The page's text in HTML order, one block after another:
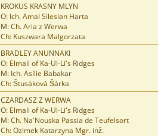
KROKUS KRASNY MLYN
O: Ich. Amal Silesian Harta
M: Ch. Aria z Werwa
Ch: Kuszwara Malgorzata
BRADLEY ANUNNAKI
O: Elmali of Ka-Ul-Li's Ridges
M: Ich. Asílie Babakar
Ch: Štusáková Šárka
CZARDASZ Z WERWA
O: Elmali of Ka-Ul-Li's Ridges
M: Ch. Na'Nouska Passia de Teufelsort
Ch: Ozimek Katarzyna Mgr. inž.